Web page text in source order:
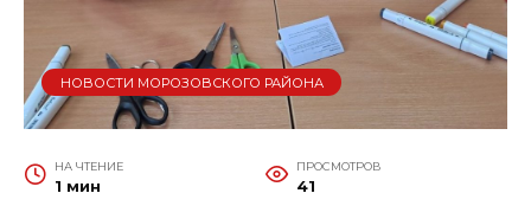
НОВОСТИ МОРОЗОВСКОГО РАЙОНА
НА ЧТЕНИЕ
1 мин
ПРОСМОТРОВ
41